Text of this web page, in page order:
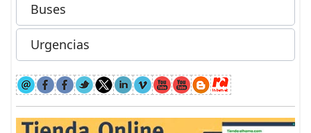
Buses
Urgencias